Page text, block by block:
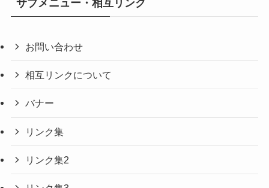
サブメニュー・相互リンク
お問い合わせ
相互リンクについて
バナー
リンク集
リンク集2